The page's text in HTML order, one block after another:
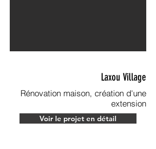
Laxou Village
Rénovation maison, création d'une
extension
Voir le projet en détail